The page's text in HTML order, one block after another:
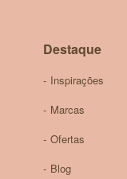
Destaque
Inspirações
Marcas
Ofertas
Blog